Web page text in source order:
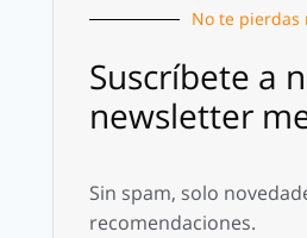
No te pierdas
Suscríbete a
newsletter
Sin spam, solo
recomendaciones.